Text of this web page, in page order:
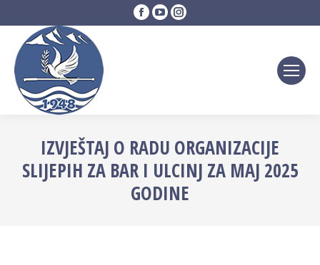
Facebook
page
YouTube
page
Instagram
page
IZVJEŠTAJ O RADU ORGANIZACIJE
SLIJEPIH ZA BAR I ULCINJ ZA MAJ 2025
GODINE